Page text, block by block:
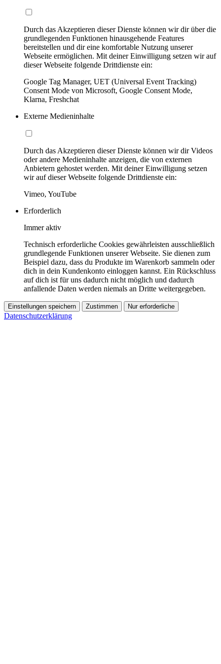
Durch das Akzeptieren dieser Dienste können wir dir über die
grundlegenden Funktionen hinausgehende Features
bereitstellen und dir eine komfortable Nutzung unserer
Webseite ermöglichen. Mit deiner Einwilligung setzen wir auf
dieser Webseite folgende Drittdienste ein:
Google Tag Manager, UET (Universal Event Tracking)
Consent Mode von Microsoft, Google Consent Mode,
Klarna, Freshchat
Externe Medieninhalte
Durch das Akzeptieren dieser Dienste können wir dir Videos
oder andere Medieninhalte anzeigen, die von externen
Anbietern gehostet werden. Mit deiner Einwilligung setzen
wir auf dieser Webseite folgende Drittdienste ein:
Vimeo, YouTube
Erforderlich
Immer aktiv
Technisch erforderliche Cookies gewährleisten ausschließlich
grundlegende Funktionen unserer Webseite. Sie dienen zum
Beispiel dazu, dass du Produkte im Warenkorb sammeln oder
dich in dein Kundenkonto einloggen kannst. Ein Rückschluss
auf dich ist für uns dadurch nicht möglich und dadurch
anfallende Daten werden niemals an Dritte weitergegeben.
Einstellungen speichern Zustimmen Nur erforderliche
Datenschutzerklärung